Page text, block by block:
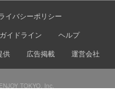
イバシーポリシー
イドライン
ヘルプ
供 広告掲載 運営会社
TOKYO, Inc.